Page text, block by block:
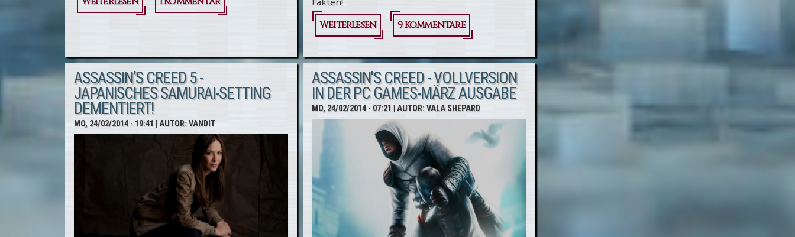
der
Glaubwürdigkeit
Weiterlesen
über
Creed 5 -
Ein
Gerücht
jagt das
nächste
9 Kommentare
ASSASSIN’S CREED 5 -
JAPANISCHES SAMURAI-SETTING
DEMENTIERT!
MO, 24/02/2014 - 19:41 | AUTOR:VANDIT
ASSASSIN'S CREED - VOLLVERSION
IN DER PC GAMES-MÄRZ AUSGABE
MO, 24/02/2014 - 07:21 | AUTOR:VALA SHEPARD